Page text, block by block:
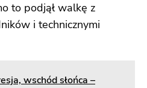
to podjął walkę z
i technicznymi
wschód słońca –